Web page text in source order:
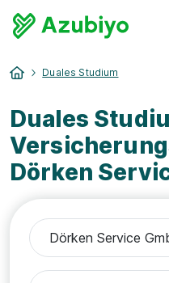
Duales Studium
Duales
Dörken